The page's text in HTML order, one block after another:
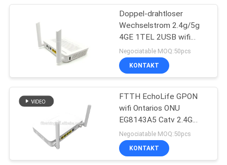
Faser-
Optikanschlusskasten
Faser-Optikteiler
20
Doppel-drahtloser
Wechselstrom 2.4g/5g
4GE 1TEL 2USB wifi
Doppel- Modus FTTH
XPON Ontario-ONU
GPON HUAWEI
Negociatable MOQ:50pcs
KONTAKT
FTTH EchoLife GPON
wifi Ontarios ONU
EG8143A5 Catv 2.4G
selben wie HG8247H5
HUAWEI CATV Ontario
Negociatable MOQ:50pcs
KONTAKT